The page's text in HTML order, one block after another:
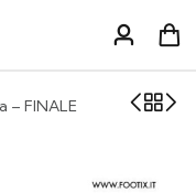
– FINALE